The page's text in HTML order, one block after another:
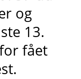
og
13.
fået